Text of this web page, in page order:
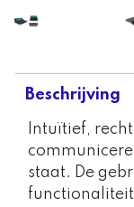
Beschrijving
Intuïtief,
staat. De